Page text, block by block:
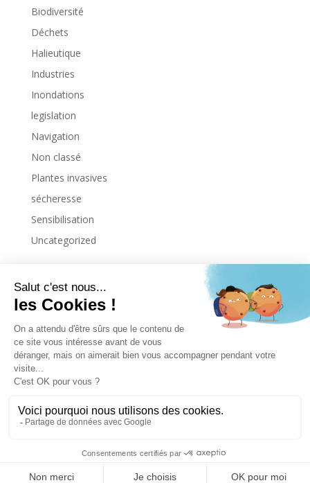
Biodiversité
Déchets
Halieutique
Industries
Inondations
legislation
Navigation
Non classé
Plantes invasives
sécheresse
Sensibilisation
Uncategorized
Copyright © 2026. All Rights Reserved.
Politiques de vie privée